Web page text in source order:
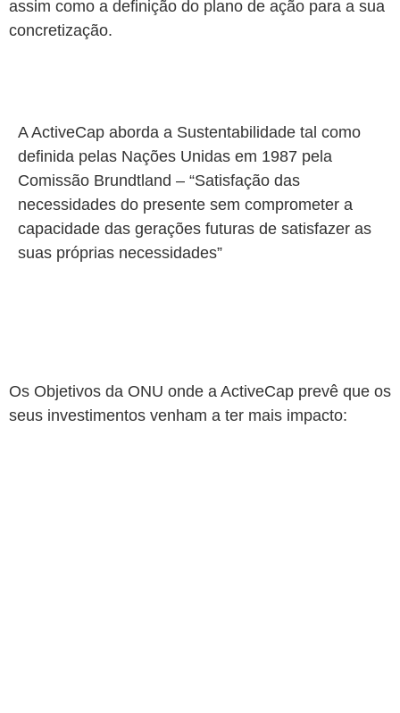
assim como a definição do plano de ação para a sua
concretização.
A ActiveCap aborda a Sustentabilidade tal como
definida pelas Nações Unidas em 1987 pela
Comissão Brundtland – “Satisfação das
necessidades do presente sem comprometer a
capacidade das gerações futuras de satisfazer as
suas próprias necessidades”
Os Objetivos da ONU onde a ActiveCap prevê que os
seus investimentos venham a ter mais impacto: